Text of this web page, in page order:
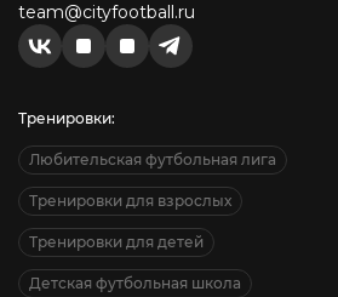
team@cityfootball.ru
Тренировки:
Любительская футбольная лига
Тренировки для взрослых
Тренировки для детей
Детская футбольная школа